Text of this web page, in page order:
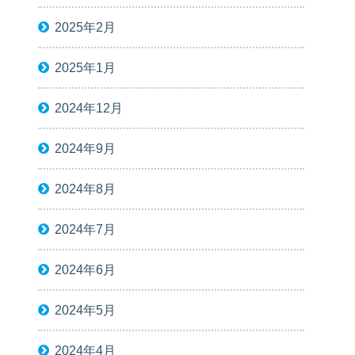
2025年2月
2025年1月
2024年12月
2024年9月
2024年8月
2024年7月
2024年6月
2024年5月
2024年4月